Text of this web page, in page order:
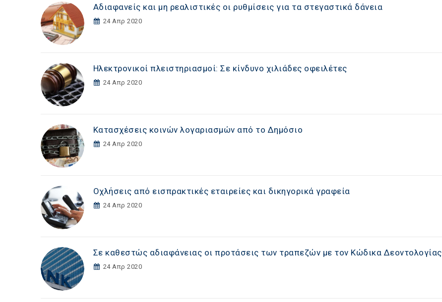
Αδιαφανείς και μη ρεαλιστικές οι ρυθμίσεις για τα στεγαστικά δάνεια
24 Απρ 2020
Ηλεκτρονικοί πλειστηριασμοί: Σε κίνδυνο χιλιάδες οφειλέτες
24 Απρ 2020
Κατασχέσεις κοινών λογαριασμών από το Δημόσιο
24 Απρ 2020
Οχλήσεις από εισπρακτικές εταιρείες και δικηγορικά γραφεία
24 Απρ 2020
Σε καθεστώς αδιαφάνειας οι προτάσεις των τραπεζών με τον Κώδικα Δεοντολογίας
24 Απρ 2020